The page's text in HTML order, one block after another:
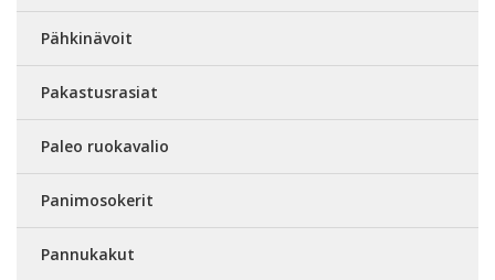
Pähkinävoit
Pakastusrasiat
Paleo ruokavalio
Panimosokerit
Pannukakut